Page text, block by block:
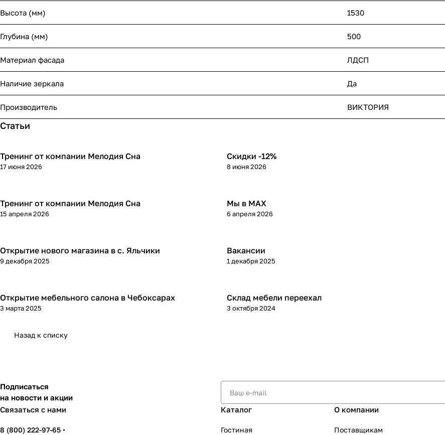
Высота (мм) 1530
Глубина (мм) 500
Материал фасада ЛДСП
Наличие зеркала Да
Производитель ВИКТОРИЯ
Статьи
Тренинг от компании Мелодия Сна
17 июня 2026
Скидки -12%
8 июня 2026
Тренинг от компании Мелодия Сна
15 апреля 2026
Мы в МАХ
6 апреля 2026
Открытие нового магазина в с. Яльчики
9 декабря 2025
Вакансии
1 декабря 2025
Открытие мебельного салона в Чебоксарах
3 марта 2025
Склад мебели переехал
3 октября 2024
Назад к списку
Подписаться
на новости и акции
Связаться с нами
8 (800) 222-97-65
Каталог
Гостиная
О компании
Поставщикам